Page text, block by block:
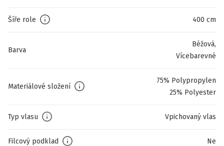
Šíře role 400 cm
Barva
Béžová,
Vícebarevné
Materiálové složení
75% Polypropylen
25% Polyester
Typ vlasu Vpichovaný vlas
Filcový podklad Ne